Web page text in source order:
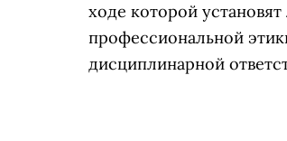
ходе которой
профессиональной
дисциплинарной